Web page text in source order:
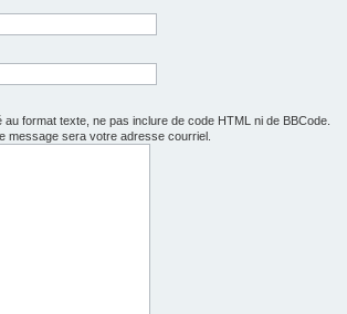
format texte, ne pas inclure de code HTML ni de BBCode.
message sera votre adresse courriel.